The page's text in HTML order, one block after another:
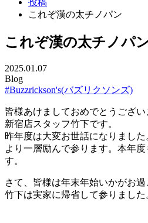
これぞ漢の太チノパン
これぞ漢の太チノパ
2025.01.07
Blog
#Buzzrickson's(バズリクソンズ)
皆様あけましておめでとうござい
新宿店スタッフ竹下です。
昨年度は大変お世話になりました
より一層励んで参ります。本年
す。
さて、皆様は年末年始いかがお過
竹下は実家に帰省して参りました